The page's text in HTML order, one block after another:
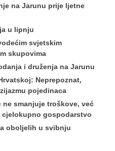
na Jarunu prije ljetne
u lipnju
svjetskim
skupovima
i druženja na Jarunu
Neprepoznat,
pojedinaca
smanjuje troškove, već
cjelokupno gospodarstvo
oboljelih u svibnju